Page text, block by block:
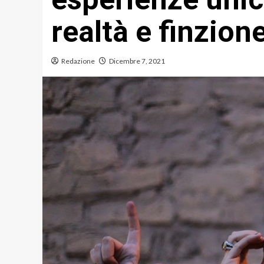
realtà e
Redazione Dicembre 7, 2021